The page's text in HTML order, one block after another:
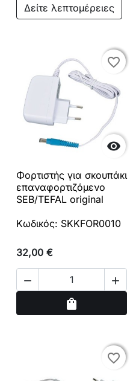
Δείτε λεπτομέρειες

favorite_border
favorite_border
Φορτιστής για σκουπάκι
επαναφορτιζόμενο
SEB/TEFAL original
Κωδικός: SKKFOR0010
32,00 €
 
shopping_bag
favorite_border
favorite_border